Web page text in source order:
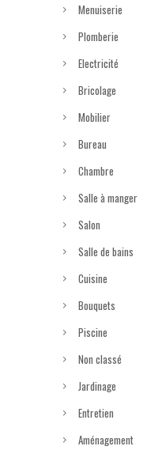
Menuiserie
Plomberie
Electricité
Bricolage
Mobilier
Bureau
Chambre
Salle à manger
Salon
Salle de bains
Cuisine
Bouquets
Piscine
Non classé
Jardinage
Entretien
Aménagement